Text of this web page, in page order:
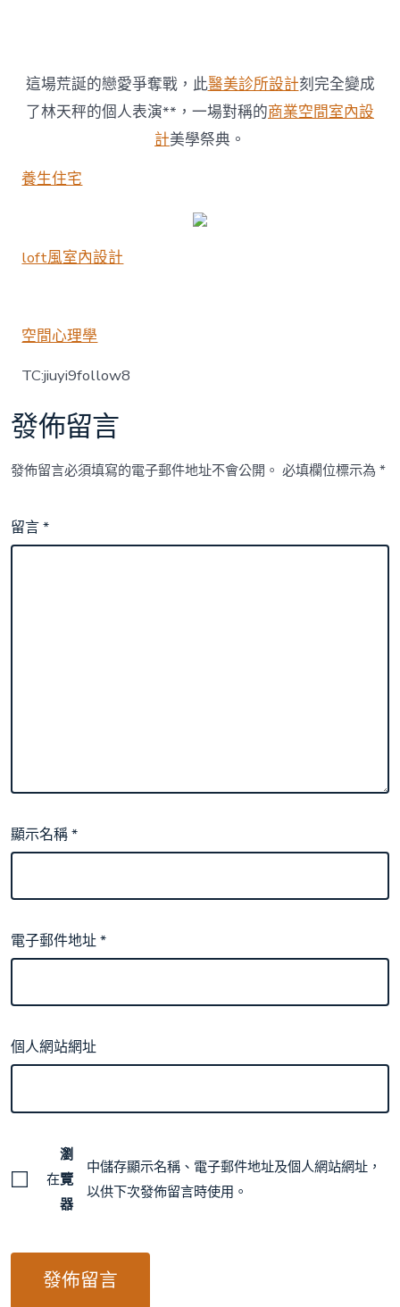
脈
動
_
這場荒誕的戀愛爭奪戰，此醫美診所設計刻完全變成
了林天秤的個人表演**，一場對稱的商業空間室內設
計美學祭典。
養生住宅
loft風室內設計
空間心理學
TC:jiuyi9follow8
發佈留言
發佈留言必須填寫的電子郵件地址不會公開。 必填欄位標示為*
留言*
顯示名稱*
電子郵件地址*
個人網站網址
在
瀏
覽
器
中儲存顯示名稱、電子郵件地址及個人網站網址，
以供下次發佈留言時使用。